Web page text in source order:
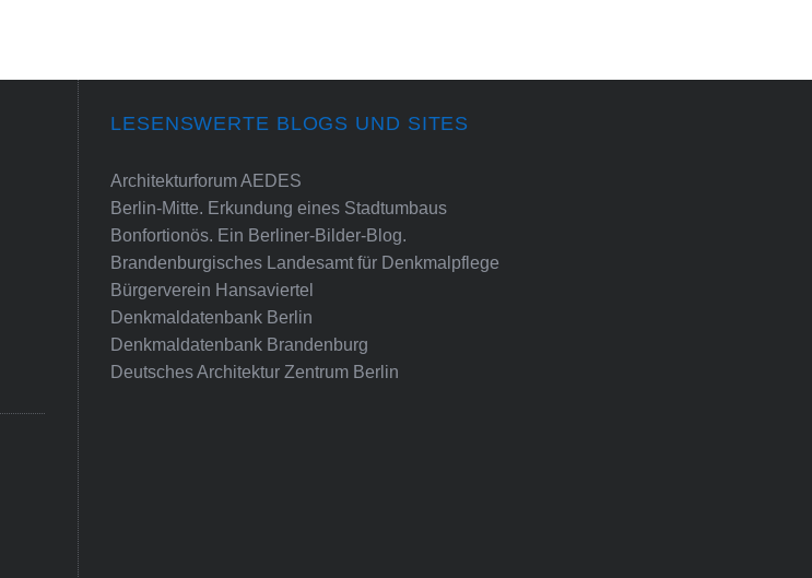
LESENSWERTE BLOGS UND SITES
Architekturforum AEDES
Berlin-Mitte. Erkundung eines Stadtumbaus
Bonfortionös. Ein Berliner-Bilder-Blog.
Brandenburgisches Landesamt für Denkmalpflege
Bürgerverein Hansaviertel
Denkmaldatenbank Berlin
Denkmaldatenbank Brandenburg
Deutsches Architektur Zentrum Berlin